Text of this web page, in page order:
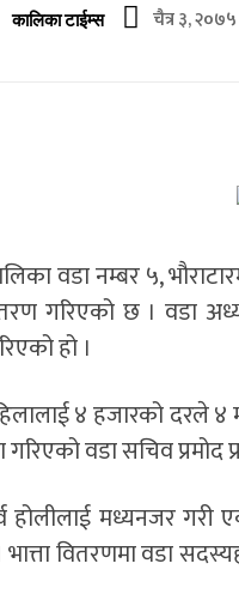
कालिका टाईम्स चैत्र ३, २०७५
वडा नम्बर ५,
गरिएको छ । वडा
हो ।
४ हजारको दरले ४
वडा सचिव प्रमोद
होलीलाई मध्यनजर गरी
वितरणमा वडा